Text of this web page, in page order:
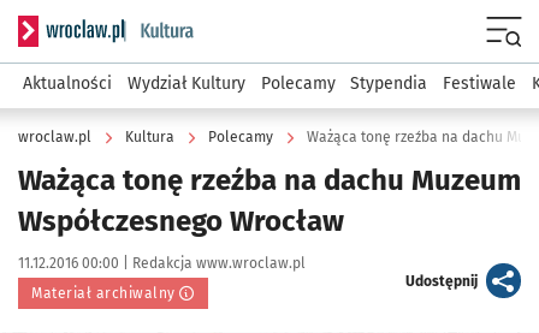
Serwis informacyjny wroclaw.pl podserwis: Kultura
Aktualności Wydział Kultury Polecamy Stypendia Festiwale
wroclaw.pl Kultura Polecamy Ważąca tonę rzeźba na dachu
Ważąca tonę rzeźba na dachu Muzeum
Współczesnego Wrocław
Data publikacji:
11.12.2016 00:00 | Autor:
Redakcja www.wroclaw.pl
Materiał archiwalny
Udostępnijartykuł